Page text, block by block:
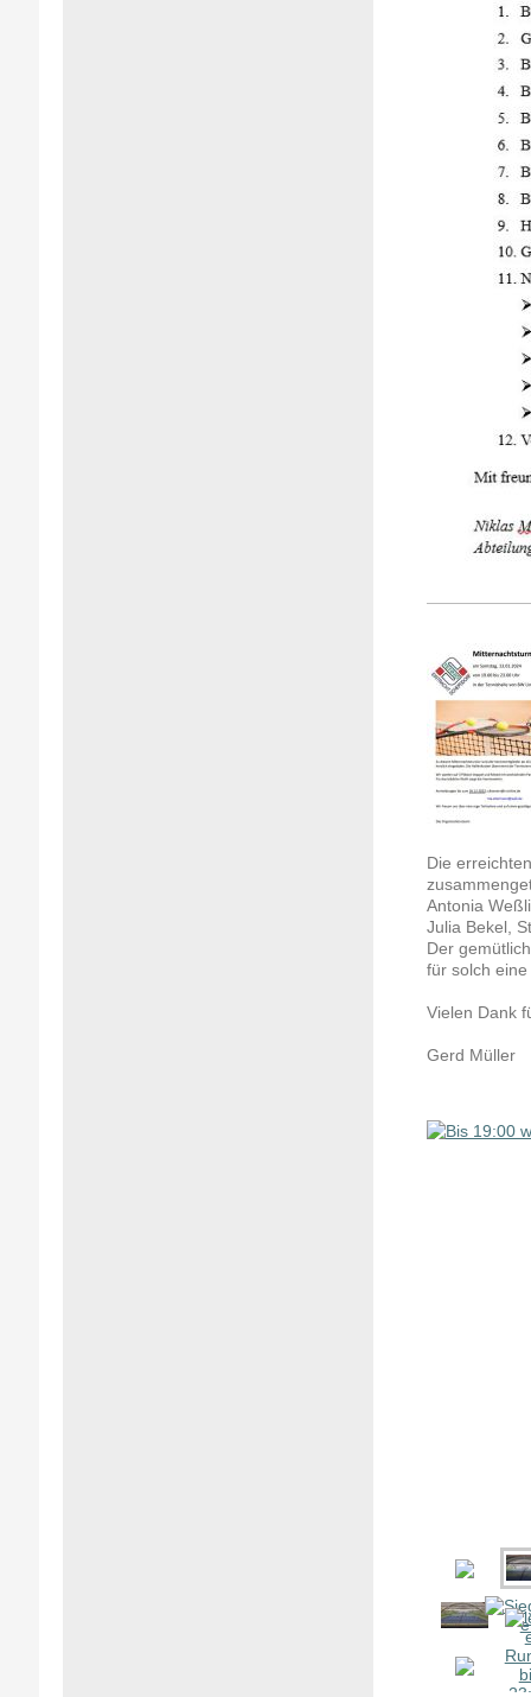
Die
Antonia
Julia Bekel,
Der
für solch
Vielen Dank
Gerd Müller